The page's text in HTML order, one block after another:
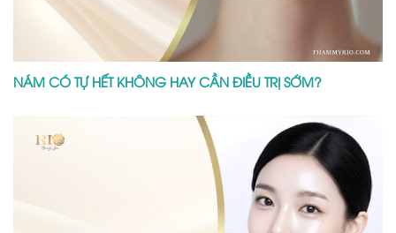
NÁM CÓ TỰ HẾT KHÔNG HAY CẦN ĐIỀU TRỊ SỚM?